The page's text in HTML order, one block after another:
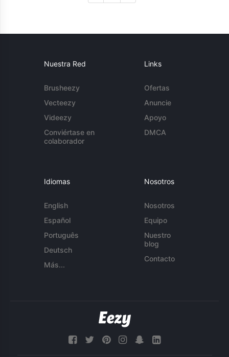
Nuestra Red
Brusheezy
Vecteezy
Videezy
Conviértase en
colaborador
Links
Ofertas
Anuncie
Apoyo
DMCA
Idiomas
English
Español
Português
Deutsch
Más...
Nosotros
Nosotros
Equipo
Nuestro
blog
Contacto